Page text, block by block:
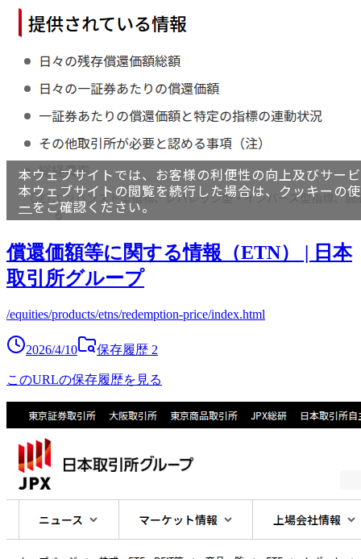
償還価額等に関する情報（ETN） | 日本
取引所グループ
/equities/products/etns/redemption-price/index.html
2026/4/10 保存履歴 2
このURLの保存履歴を見る